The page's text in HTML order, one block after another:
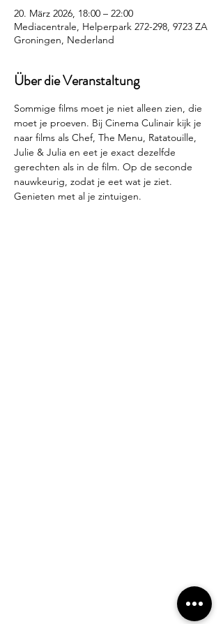
20. März 2026, 18:00 – 22:00
Mediacentrale, Helperpark 272-298, 9723 ZA
Groningen, Nederland
Über die Veranstaltung
Sommige films moet je niet alleen zien, die
moet je proeven. Bij Cinema Culinair kijk je
naar films als Chef, The Menu, Ratatouille,
Julie & Julia en eet je exact dezelfde
gerechten als in de film. Op de seconde
nauwkeurig, zodat je eet wat je ziet.
Genieten met al je zintuigen.